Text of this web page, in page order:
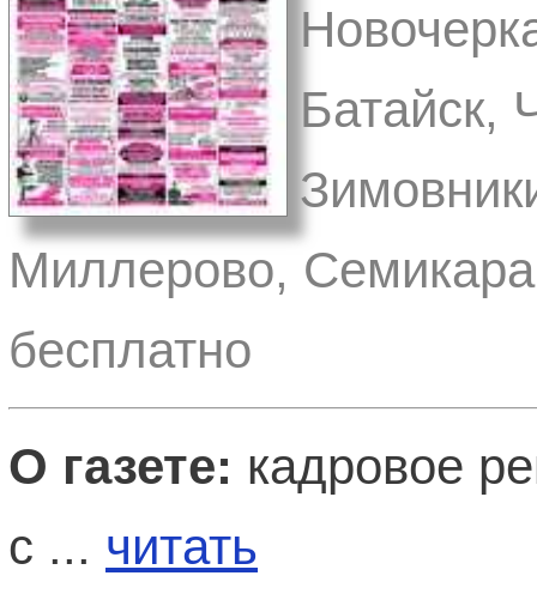
Батайск,
Миллерово,
бесплатно
О газете: кадровое
с ... читать